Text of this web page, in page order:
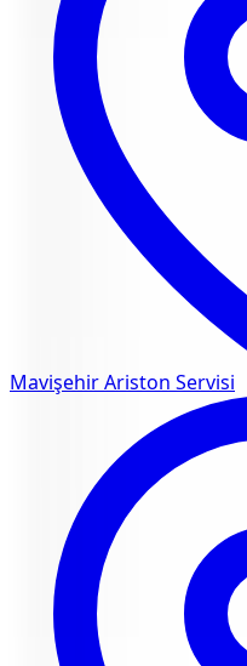
MavişehirAriston Servisi